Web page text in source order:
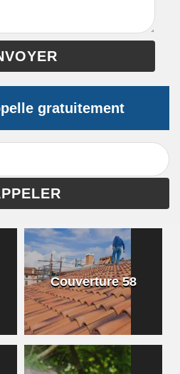
gratuitement
Couverture 58